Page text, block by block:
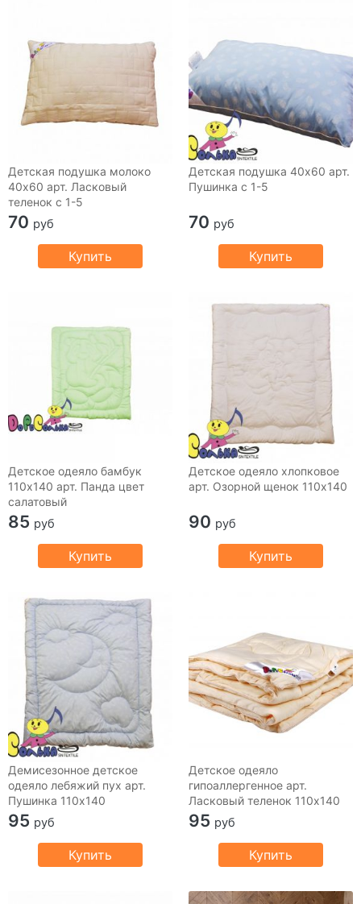
Детская подушка молоко
40х60 арт. Ласковый
теленок с 1-5
70 руб
Купить
Детская подушка 40х60 арт.
Пушинка с 1-5
70 руб
Купить
Детское одеяло бамбук
110х140 арт. Панда цвет
салатовый
85 руб
Купить
Детское одеяло хлопковое
арт. Озорной щенок 110х140
90 руб
Купить
Демисезонное детское
одеяло лебяжий пух арт.
Пушинка 110х140
95 руб
Купить
Детское одеяло
гипоаллергенное арт.
Ласковый теленок 110х140
95 руб
Купить